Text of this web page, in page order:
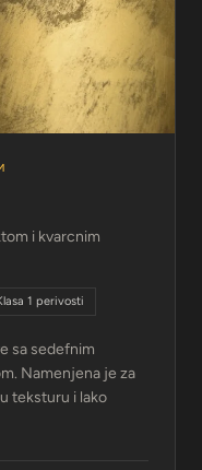
i kvarcnim
1 perivosti
sa sedefnim
Namenjena je za
teksturu i lako